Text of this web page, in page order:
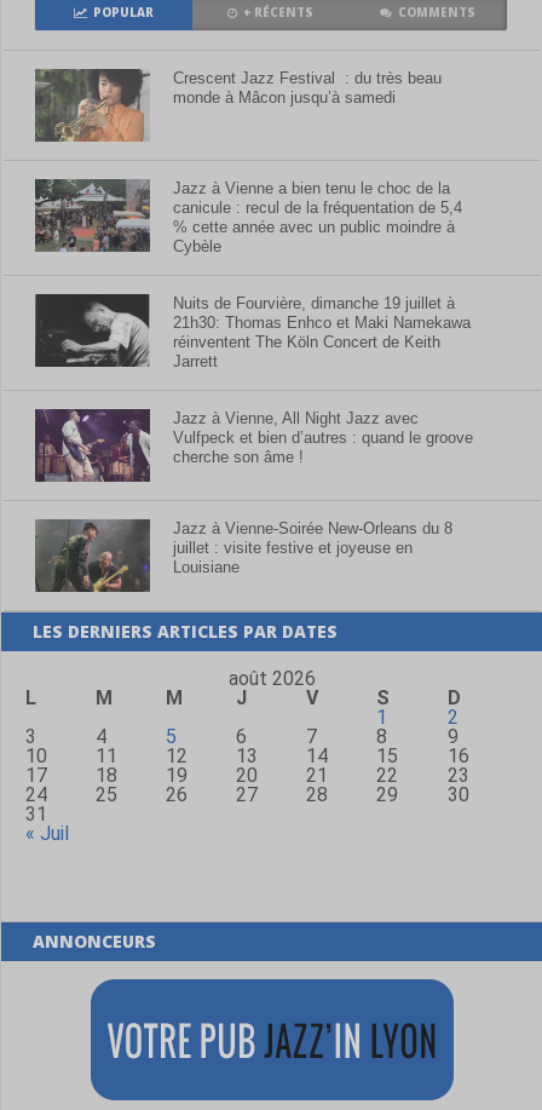
POPULAR + RÉCENTS COMMENTS
Crescent Jazz Festival : du très beau
monde à Mâcon jusqu’à samedi
Jazz à Vienne a bien tenu le choc de la
canicule : recul de la fréquentation de 5,4
% cette année avec un public moindre à
Cybèle
Nuits de Fourvière, dimanche 19 juillet à
21h30: Thomas Enhco et Maki Namekawa
réinventent The Köln Concert de Keith
Jarrett
Jazz à Vienne, All Night Jazz avec
Vulfpeck et bien d’autres : quand le groove
cherche son âme !
Jazz à Vienne-Soirée New-Orleans du 8
juillet : visite festive et joyeuse en
Louisiane
LES DERNIERS ARTICLES PAR DATES
août 2026
L
M M J V S
D
1
2
3
4 5 6 7 8
9
10
11 12 13 14 15
16
17
18 19 20 21 22
23
24
25 26 27 28 29
30
31
« Juil
ANNONCEURS